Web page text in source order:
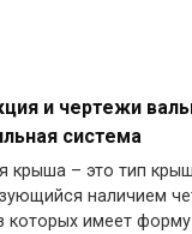
и чертежи
система
крыша – это тип
наличием
которых имеет форму